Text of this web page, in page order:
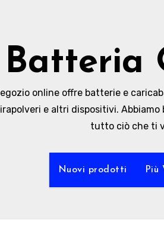
Batteria
online offre batterie e
e altri dispositivi.
tutto ciò che ti
Nuovi prodotti Più